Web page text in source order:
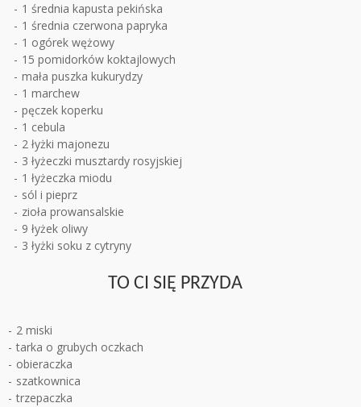
1 średnia kapusta pekińska
1 średnia czerwona papryka
1 ogórek wężowy
15 pomidorków koktajlowych
mała puszka kukurydzy
1 marchew
pęczek koperku
1 cebula
2 łyżki majonezu
3 łyżeczki musztardy rosyjskiej
1 łyżeczka miodu
sól i pieprz
zioła prowansalskie
9 łyżek oliwy
3 łyżki soku z cytryny
TO CI SIĘ PRZYDA
2 miski
tarka o grubych oczkach
obieraczka
szatkownica
trzepaczka